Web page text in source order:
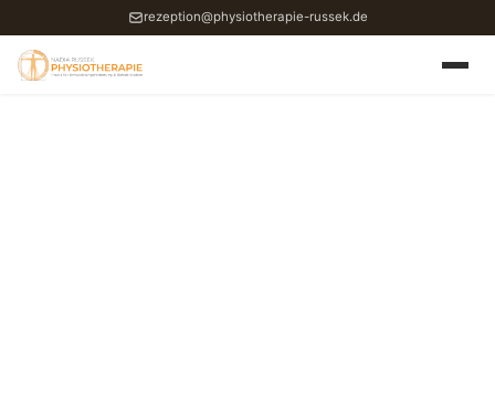
rezeption@physiotherapie-russek.de